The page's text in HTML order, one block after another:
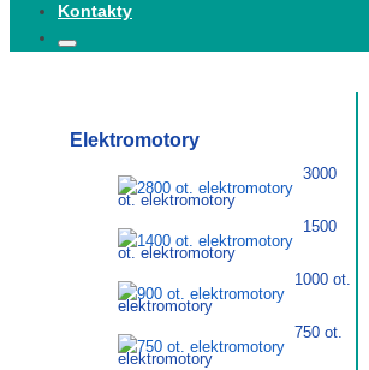
Kontakty
Search
Search
Elektromotory
3000
ot. elektromotory
1500
ot. elektromotory
1000 ot.
elektromotory
750 ot.
elektromotory